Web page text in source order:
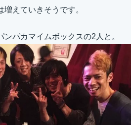
えていきそうです。
パカマイムボックスの2人と。